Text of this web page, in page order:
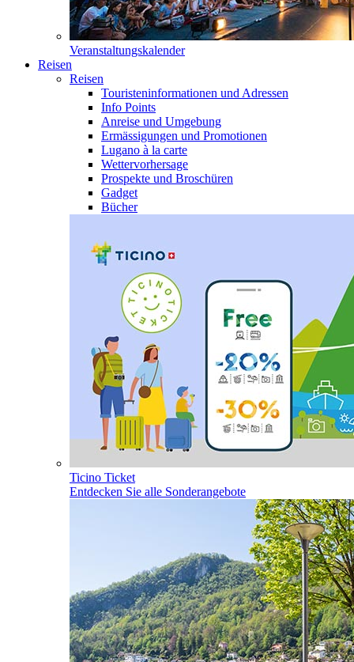
Veranstaltungskalender
Reisen
Reisen
Touristeninformationen und Adressen
Info Points
Anreise und Umgebung
Ermässigungen und Promotionen
Lugano à la carte
Wettervorhersage
Prospekte und Broschüren
Gadget
Bücher
Ticino Ticket
Entdecken Sie alle Sonderangebote